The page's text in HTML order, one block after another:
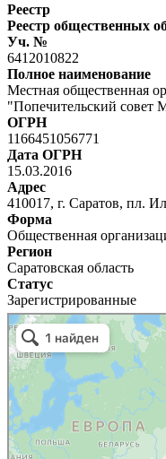
Реестр
Реестр общественных
Уч. №
6412010822
Полное наименование
Местная общественная
"Попечительский
ОГРН
1166451056771
Дата ОГРН
15.03.2016
Адрес
410017, г. Саратов, пл.
Форма
Общественная
Регион
Саратовская область
Статус
Зарегистрированные